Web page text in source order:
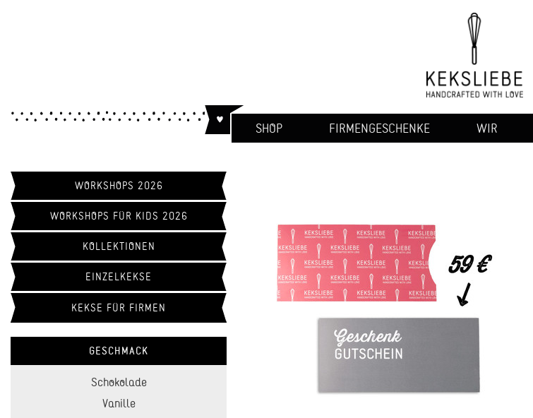
SHOP FIRMENGESCHENKE WIR
WORKSHOPS 2026
WORKSHOPS FÜR KIDS 2026
KOLLEKTIONEN
EINZELKEKSE
KEKSE FÜR FIRMEN
GESCHMACK
Schokolade
Vanille